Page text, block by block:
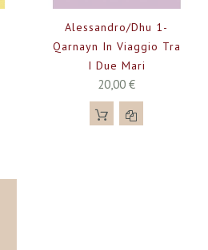
Alessandro/Dhu 1-
Qarnayn In Viaggio Tra
I Due Mari
20,00 €